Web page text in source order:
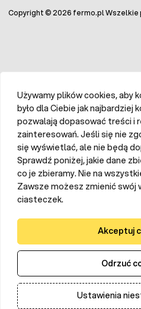
Copyright © 2026 fermo.pl Wszelkie
Używamy plików cookies, aby
było dla Ciebie jak najbardziej
pozwalają dopasować treści i
zainteresowań. Jeśli się nie
się wyświetlać, ale nie będą
Sprawdź poniżej, jakie dane
co je zbieramy. Nie na
Zawsze możesz zmienić swój
ciasteczek.
Akceptuj
Odrzuć
Ustawienia